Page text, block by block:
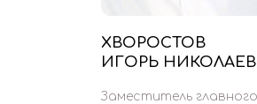
ХВОРОСТОВ
ИГОРЬ
Заместитель главного